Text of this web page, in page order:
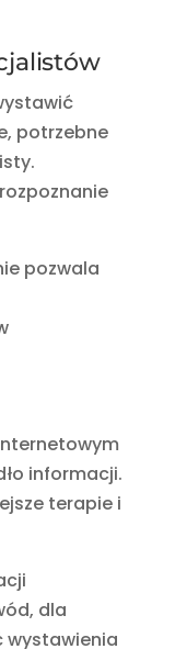
potrzebne
pozwala
informacji.
terapie i
dla
wystawienia